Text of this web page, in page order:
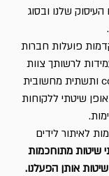
שלנו ובסוג
פועלות חברות
לרשותך צוות
מיומן בביצוע cold calling ותשתית מחשובית
שיטתי ללקוחות
שיטות מתוחכמות
שיטות אותן הפעלנו.